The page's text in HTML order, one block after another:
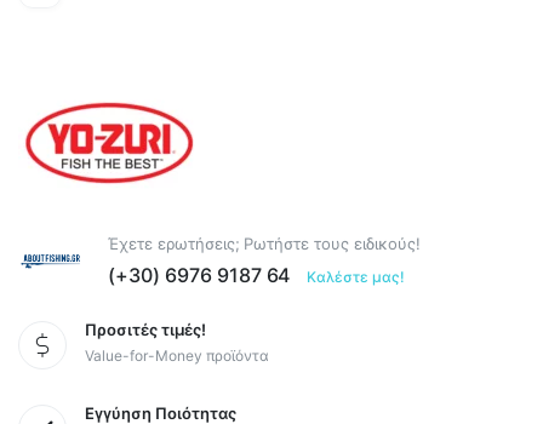
Έχετε ερωτήσεις; Ρωτήστε τους ειδικούς!
(+30) 6976 9187 64 Καλέστε μας!
Προσιτές τιμές!
Value-for-Money προϊόντα
Εγγύηση Ποιότητας